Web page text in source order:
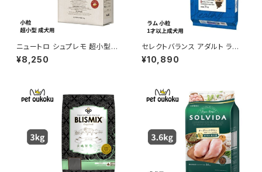
ニュートロ シュプレモ 超小型犬
4kg以下 成犬用 4kg 456235
8787409
¥8,250
セレクトバランス アダルト ラム
小粒 １才以上の成犬用 7kg
¥10,890